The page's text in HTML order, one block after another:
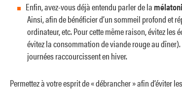
Enfin, avez-vous déjà entendu parler de la
Ainsi, afin de bénéficier d’un sommeil profond et
ordinateur, etc. Pour cette même raison, évitez
évitez la consommation de viande rouge au
journées raccourcissent en hiver.
Permettez à votre esprit de « débrancher » afin d’éviter